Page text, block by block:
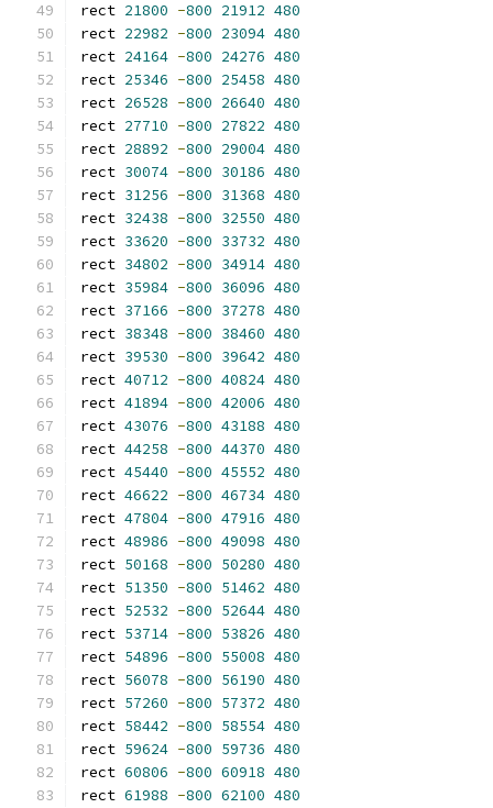
rect 21800 -800 21912 480
rect 22982 -800 23094 480
rect 24164 -800 24276 480
rect 25346 -800 25458 480
rect 26528 -800 26640 480
rect 27710 -800 27822 480
rect 28892 -800 29004 480
rect 30074 -800 30186 480
rect 31256 -800 31368 480
rect 32438 -800 32550 480
rect 33620 -800 33732 480
rect 34802 -800 34914 480
rect 35984 -800 36096 480
rect 37166 -800 37278 480
rect 38348 -800 38460 480
rect 39530 -800 39642 480
rect 40712 -800 40824 480
rect 41894 -800 42006 480
rect 43076 -800 43188 480
rect 44258 -800 44370 480
rect 45440 -800 45552 480
rect 46622 -800 46734 480
rect 47804 -800 47916 480
rect 48986 -800 49098 480
rect 50168 -800 50280 480
rect 51350 -800 51462 480
rect 52532 -800 52644 480
rect 53714 -800 53826 480
rect 54896 -800 55008 480
rect 56078 -800 56190 480
rect 57260 -800 57372 480
rect 58442 -800 58554 480
rect 59624 -800 59736 480
rect 60806 -800 60918 480
rect 61988 -800 62100 480